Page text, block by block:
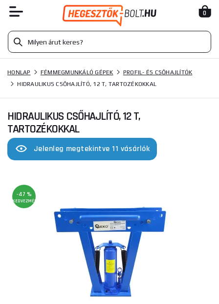
0
HONLAP FÉMMEGMUNKÁLÓ GÉPEK
PROFIL- ÉS CSŐHAJLÍTÓK
HIDRAULIKUS CSŐHAJLÍTÓ, 12 T, TARTOZÉKOKKAL
HIDRAULIKUS CSŐHAJLÍTÓ, 12 T,
TARTOZÉKOKKAL
Jelenleg megtekintve 11 vásárlók
-47 %
KEDVEZMÉNY